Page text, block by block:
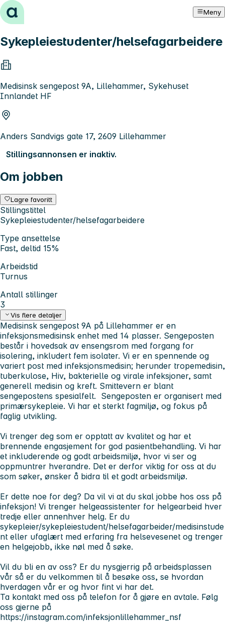
Hopp til innhold Meny
Sykepleiestudenter/helsefagarbeidere
Medisinsk sengepost 9A, Lillehammer, Sykehuset
Innlandet HF
Anders Sandvigs gate 17, 2609 Lillehammer
Stillingsannonsen er inaktiv.
Om jobben
Lagre favoritt
Stillingstittel
Sykepleiestudenter/helsefagarbeidere
Type ansettelse
Fast, deltid 15%
Arbeidstid
Turnus
Antall stillinger
3
Vis flere detaljer
Medisinsk sengepost 9A på Lillehammer er en
infeksjonsmedisinsk enhet med 14 plasser. Sengeposten
består i hovedsak av ensengsrom med forgang for
isolering, inkludert fem isolater. Vi er en spennende og
variert post med infeksjonsmedisin; herunder tropemedisin,
tuberkulose, Hiv, bakterielle og virale infeksjoner, samt
generell medisin og kreft. Smittevern er blant
sengepostens spesialfelt. Sengeposten er organisert med
primærsykepleie. Vi har et sterkt fagmiljø, og fokus på
faglig utvikling.
Vi trenger deg som er opptatt av kvalitet og har et
brennende engasjement for god pasientbehandling. Vi har
et inkluderende og godt arbeidsmiljø, hvor vi ser og
oppmuntrer hverandre. Det er derfor viktig for oss at du
som søker, ønsker å bidra til et godt arbeidsmiljø.
Er dette noe for deg? Da vil vi at du skal jobbe hos oss på
infeksjon! Vi trenger helgeassistenter for helgearbeid hver
tredje eller annenhver helg. Er du
sykepleier/sykepleiestudent/helsefagarbeider/medisinstude
nt eller ufaglært med erfaring fra helsevesenet og trenger
en helgejobb, ikke nøl med å søke.
Vil du bli en av oss? Er du nysgjerrig på arbeidsplassen
vår så er du velkommen til å besøke oss, se hvordan
hverdagen vår er og hvor fint vi har det.
Ta kontakt med oss på telefon for å gjøre en avtale. Følg
oss gjerne på
https://instagram.com/infeksjonlillehammer_nsf